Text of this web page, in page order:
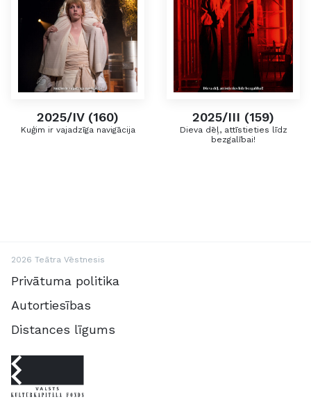
2025/IV (160)
Kuģim ir vajadzīga navigācija
2025/III (159)
Dieva dēļ, attīstieties līdz
bezgalībai!
2026 Teātra Vēstnesis
Privātuma politika
Autortiesības
Distances līgums